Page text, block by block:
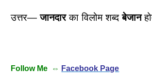
उत्तर—जानदारका विलोम शब्दबेजान
Follow Me ⇔ Facebook Page